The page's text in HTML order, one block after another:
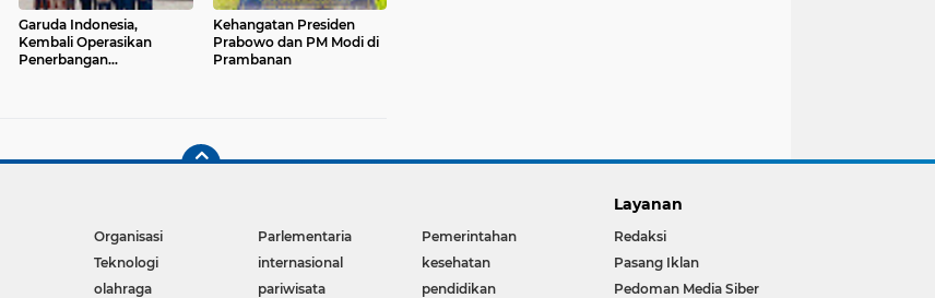
Garuda Indonesia,
Kembali Operasikan
Penerbangan
Kehangatan Presiden
Prabowo dan PM Modi di
Prambanan
Organisasi Parlementaria
Pemerintahan
Teknologi internasional
kesehatan
olahraga pariwisata pendidikan
Layanan
Redaksi
Pasang Iklan
Pedoman Media Siber